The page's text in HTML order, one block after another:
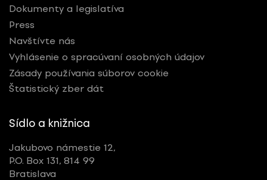
Dokumenty a legislatíva
Press
Navštívte nás
Vyhlásenie o spracúvaní osobných údajov
Zásady používania súborov cookie
Štatistický zber dát
Sídlo a knižnica
Jakubovo námestie 12,
P.O. Box 131, 814 99
Bratislava